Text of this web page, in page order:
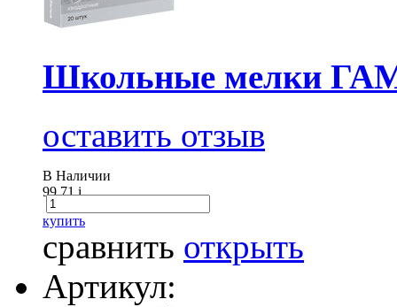
Школьные мелки
оставить отзыв
В Наличии
99.71i
купить
сравнить открыть
Артикул: